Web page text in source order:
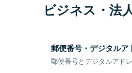
ビジネス・法
郵便番号・デジタルア
郵便番号とデジタルアド